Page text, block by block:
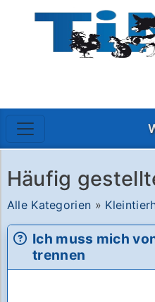
Häufig
Alle Kategorien »
Ich muss mich
trennen